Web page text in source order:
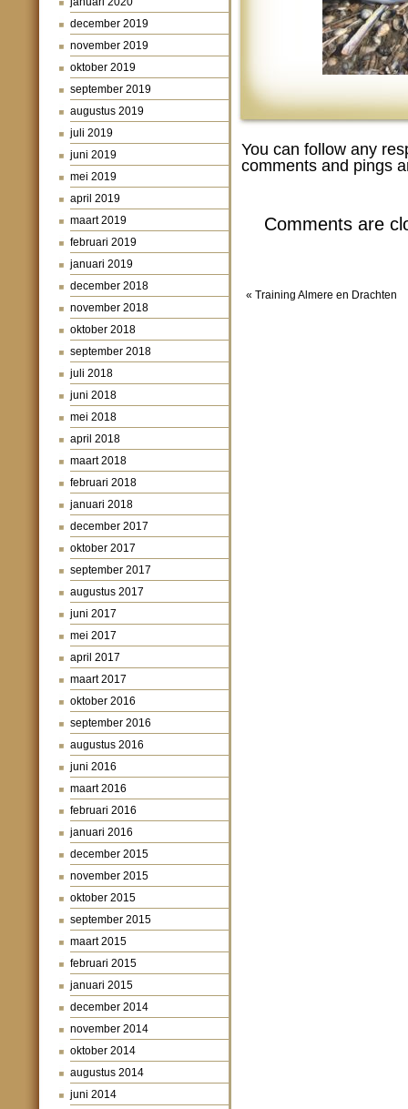
december 2019
november 2019
oktober 2019
september 2019
augustus 2019
juli 2019
juni 2019
mei 2019
april 2019
maart 2019
februari 2019
januari 2019
december 2018
november 2018
oktober 2018
september 2018
juli 2018
juni 2018
mei 2018
april 2018
maart 2018
februari 2018
januari 2018
december 2017
oktober 2017
september 2017
augustus 2017
juni 2017
mei 2017
april 2017
maart 2017
oktober 2016
september 2016
augustus 2016
juni 2016
maart 2016
februari 2016
januari 2016
december 2015
november 2015
oktober 2015
september 2015
maart 2015
februari 2015
januari 2015
december 2014
november 2014
oktober 2014
augustus 2014
juni 2014
You can follow any
comments and pings
Comments are
« Training Almere en Drachten